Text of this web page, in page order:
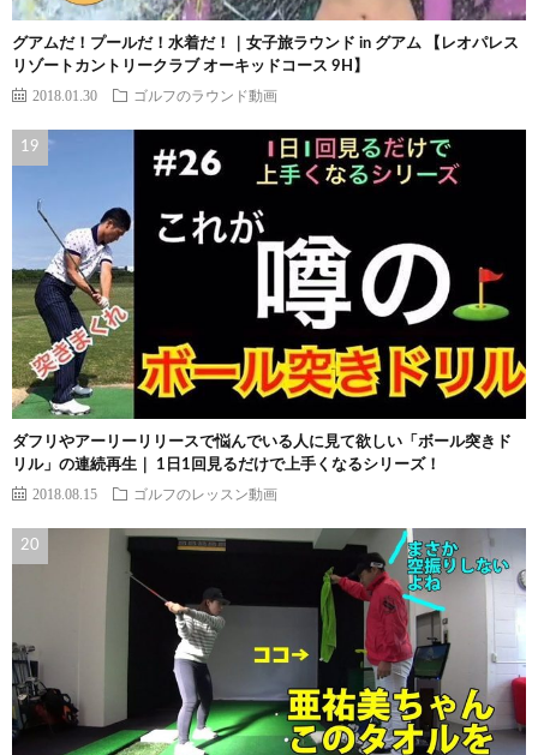
グアムだ！プールだ！水着だ！｜女子旅ラウンド in グアム 【レオパレス
リゾートカントリークラブ オーキッドコース 9H】
2018.01.30 ゴルフのラウンド動画
ダフリやアーリーリリースで悩んでいる人に見て欲しい「ボール突きド
リル」の連続再生｜ 1日1回見るだけで上手くなるシリーズ！
2018.08.15 ゴルフのレッスン動画